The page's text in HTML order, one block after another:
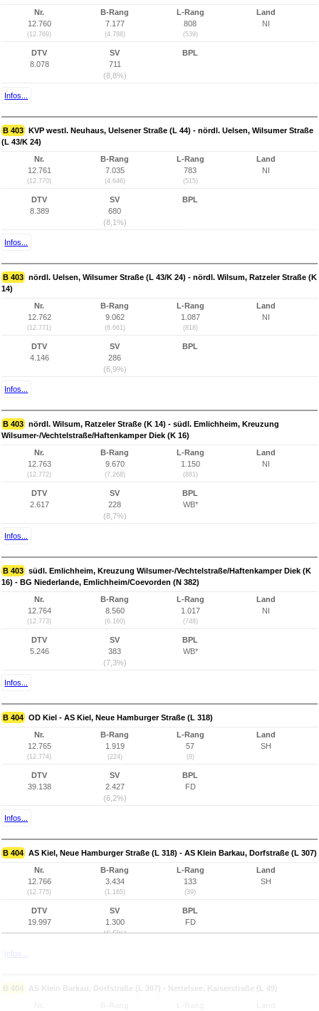
Nr.
12.760
(12.769)
B-Rang
7.177
(4.788)
L-Rang
808
(539)
Land
NI
DTV
8.078
SV
711
(8,8%)
BPL
Infos...
B 403 KVP westl. Neuhaus, Uelsener Straße (L 44) - nördl. Uelsen, Wilsumer Straße
(L 43/K 24)
Nr.
12.761
(12.770)
B-Rang
7.035
(4.646)
L-Rang
783
(515)
Land
NI
DTV
8.389
SV
680
(8,1%)
BPL
Infos...
B 403 nördl. Uelsen, Wilsumer Straße (L 43/K 24) - nördl. Wilsum, Ratzeler Straße (K
14)
Nr.
12.762
(12.771)
B-Rang
9.062
(6.661)
L-Rang
1.087
(818)
Land
NI
DTV
4.146
SV
286
(6,9%)
BPL
Infos...
B 403 nördl. Wilsum, Ratzeler Straße (K 14) - südl. Emlichheim, Kreuzung
Wilsumer-/Vechtelstraße/Haftenkamper Diek (K 16)
Nr.
12.763
(12.772)
B-Rang
9.670
(7.268)
L-Rang
1.150
(881)
Land
NI
DTV
2.617
SV
228
(8,7%)
BPL
WB*
Infos...
B 403 südl. Emlichheim, Kreuzung Wilsumer-/Vechtelstraße/Haftenkamper Diek (K
16) - BG Niederlande, Emlichheim/Coevorden (N 382)
Nr.
12.764
(12.773)
B-Rang
8.560
(6.160)
L-Rang
1.017
(748)
Land
NI
DTV
5.246
SV
383
(7,3%)
BPL
WB*
Infos...
B 404 OD Kiel - AS Kiel, Neue Hamburger Straße (L 318)
Nr.
12.765
(12.774)
B-Rang
1.919
(224)
L-Rang
57
(8)
Land
SH
DTV
39.138
SV
2.427
(6,2%)
BPL
FD
Infos...
B 404 AS Kiel, Neue Hamburger Straße (L 318) - AS Klein Barkau, Dorfstraße (L 307)
Nr.
12.766
(12.775)
B-Rang
3.434
(1.165)
L-Rang
133
(39)
Land
SH
DTV
19.997
SV
1.300
(6,5%)
BPL
FD
Infos...
B 404 AS Klein Barkau, Dorfstraße (L 307) - Nettelsee, Kaiserstraße (L 49)